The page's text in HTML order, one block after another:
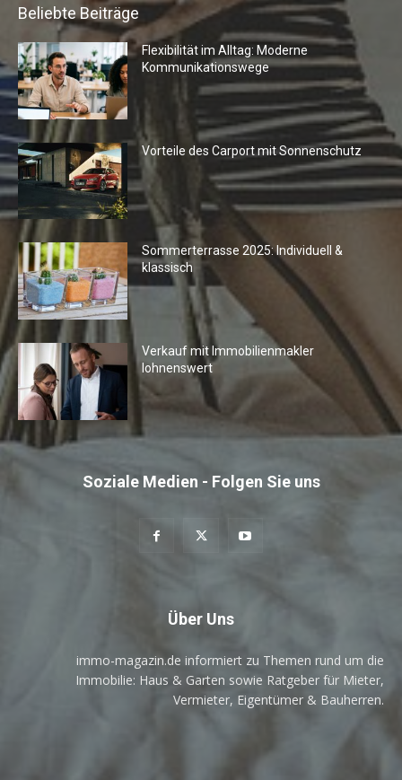
Beliebte Beiträge
Flexibilität im Alltag: Moderne
Kommunikationswege
Vorteile des Carport mit Sonnenschutz
Sommerterrasse 2025: Individuell &
klassisch
Verkauf mit Immobilienmakler
lohnenswert
Soziale Medien - Folgen Sie uns
Über Uns
immo-magazin.de informiert zu Themen rund um die
Immobilie: Haus & Garten sowie Ratgeber für Mieter,
Vermieter, Eigentümer & Bauherren.